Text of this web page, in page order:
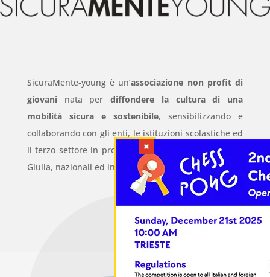
SicuraMente-young è un’associazione non profit di
giovaninata perdiffondere la cultura di una
mobilità sicura e sostenibile, sensibilizzando e
collaborando con gli enti, le istituzioni scolastiche ed
il terzo settore in progetti regionali in Friuli Venezia
Giulia, nazionali ed internazionali.